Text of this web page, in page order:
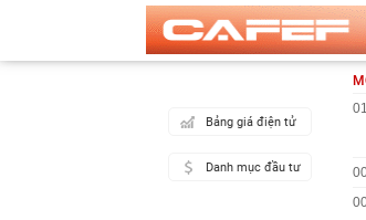
Bảng giá điện tử
Danh mục đầu tư